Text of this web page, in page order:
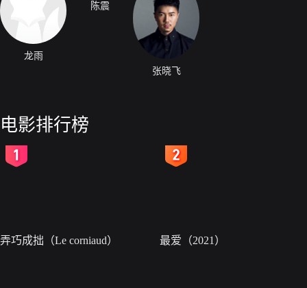
龙雨
陈震
张晓飞
电影排行榜
弄巧成拙（Le corniaud） 最爱（2021）